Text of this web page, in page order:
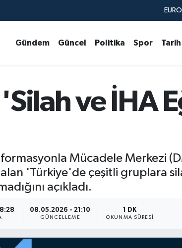
STERLİN
Gündem Güncel Politika Spor
ve İHA
Mücadele Merkezi
'Türkiye'de çeşitli gruplara
açıkladı.
08.05.2026 - 21:10
GÜNCELLEME
1 DK
OKUNMA SÜRESI